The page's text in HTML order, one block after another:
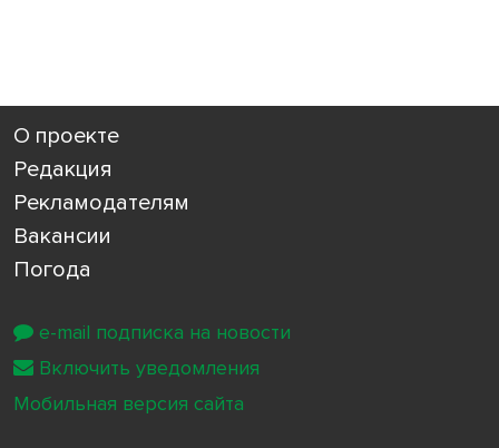
О проекте
Редакция
Рекламодателям
Вакансии
Погода
e-mail подписка на новости
Включить уведомления
Мобильная версия сайта